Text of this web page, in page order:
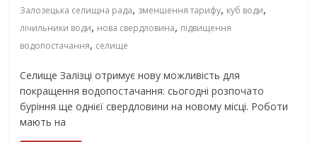
Залозецька селищна рада, зменшення тарифу, куб води,
лічильники води, нова свердловина, підвищення
водопостачання, селище
Селище Залізці отримує нову можливість для
покращення водопостачання: сьогодні розпочато
буріння ще однієї свердловини на новому місці. Роботи
мають на